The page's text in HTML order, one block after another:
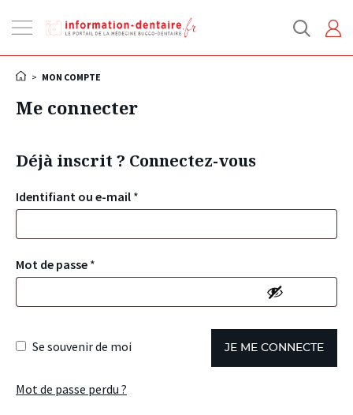
la
> MON COMPTE
Me connecter
Déjà inscrit ? Connectez-vous
Identifiant ou e-mail *
Mot de passe *
Se souvenir de moi JE ME CONNECTE
Mot de passe perdu ?